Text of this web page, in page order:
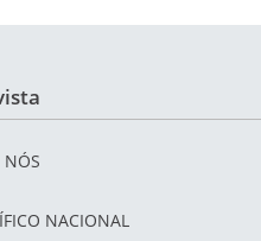
NÓS
NACIONAL